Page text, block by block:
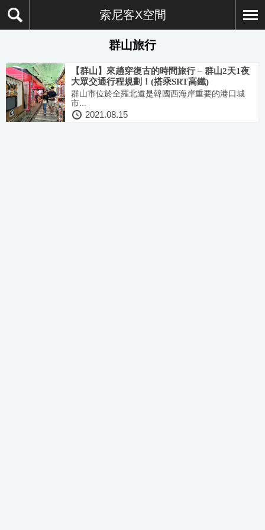
索尼客X空間
群山旅行
【群山】來趟穿復古的時間旅行 – 群山2天1夜
大眾交通行程規劃！(搭乘SRT高鐵)
群山市位於全羅北道是韓國西海岸重要的港口城
市...
2021.08.15